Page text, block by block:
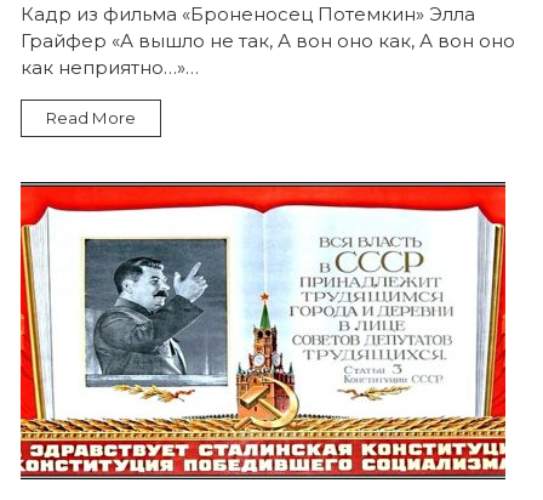
Кадр из фильма «Броненосец Потемкин» Элла
Грайфер «А вышло не так, А вон оно как, А вон оно
как неприятно…»…
Read More